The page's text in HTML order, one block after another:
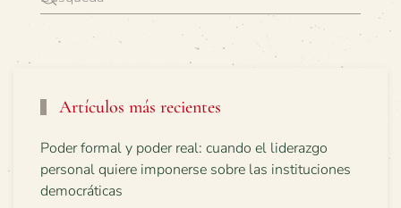
Artículos más recientes
Poder formal y poder real: cuando el liderazgo
personal quiere imponerse sobre las instituciones
democráticas